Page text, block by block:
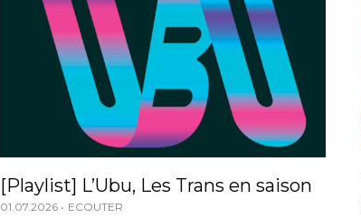
[Playlist] L’Ubu, Les Trans en saison
01.07.2026 ECOUTER